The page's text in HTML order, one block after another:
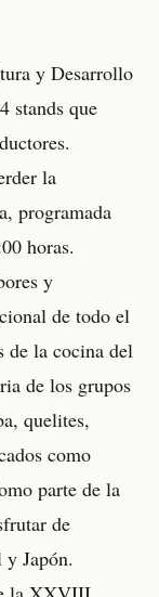
y Desarrollo
stands que
la
programada
horas.
y
de todo el
de la cocina del
de los grupos
quelites,
como
parte de la
de
Japón.